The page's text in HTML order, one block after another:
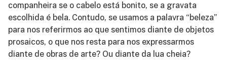
companheira se o cabelo está bonito, se a gravata
escolhida é bela. Contudo, se usamos a palavra “beleza”
para nos referirmos ao que sentimos diante de objetos
prosaicos, o que nos resta para nos expressarmos
diante de obras de arte? Ou diante da lua cheia?